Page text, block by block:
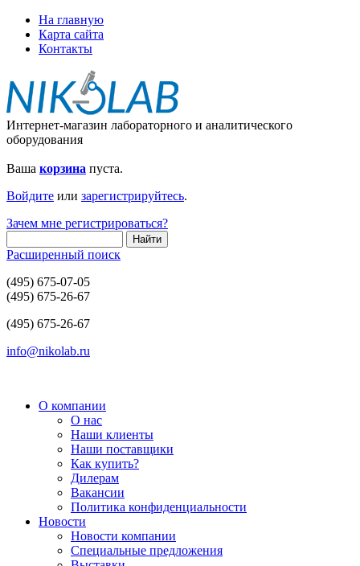
На главную
Карта сайта
Контакты
Интернет-магазин лабораторного и аналитического
оборудования
Ваша корзина пуста.
Войдите или зарегистрируйтесь.
Зачем мне регистрироваться?
Расширенный поиск
(495) 675-07-05
(495) 675-26-67
(495) 675-26-67
info@nikolab.ru
О компании
О нас
Наши клиенты
Наши поставщики
Как купить?
Дилерам
Вакансии
Политика конфиденциальности
Новости
Новости компании
Специальные предложения